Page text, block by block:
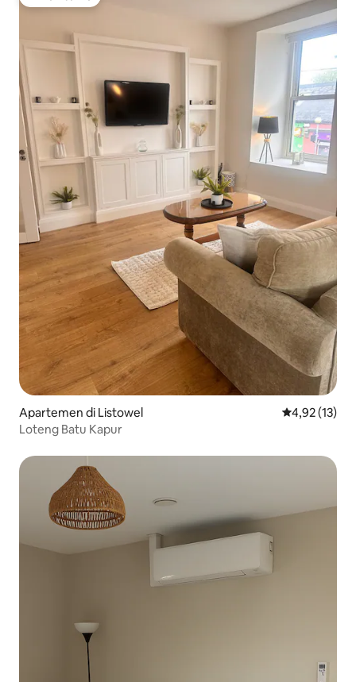
Apartemen di Listowel Nilai rata-
4,92 (13)
Loteng Batu Kapur